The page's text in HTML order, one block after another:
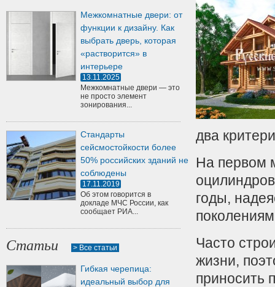
Уплотнитель для деревянных дверей
Артикул:
Межкомнатные двери: от
функции к дизайну. Как
выбрать дверь, которая
«растворится» в
интерьере
13.11.2025
Межкомнатные двери — это
не просто элемент
зонирования...
Стандарты
сейсмостойкости более
50% российских зданий не
соблюдены
17.11.2019
Об этом говорится в
докладе МЧС России, как
сообщает РИА...
Статьи > Все статьи
Гибкая черепица:
идеальный выбор для
два
На первом
годы,
Часто
жизни,
приносить